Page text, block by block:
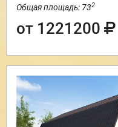
Общая площадь: 732
от 1221200